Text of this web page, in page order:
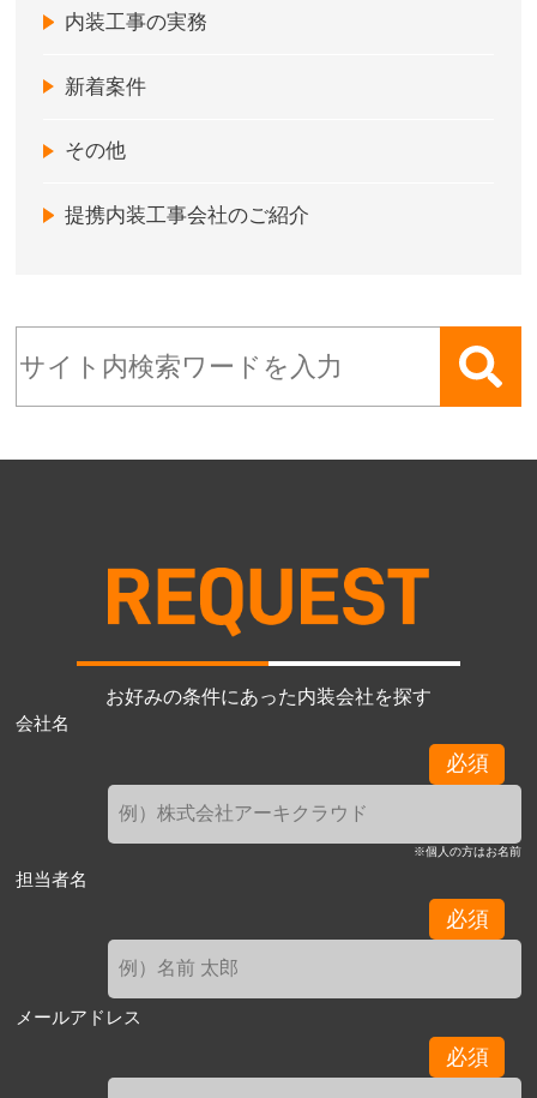
内装工事の実務
新着案件
その他
提携内装工事会社のご紹介
お好みの条件にあった内装会社を探す
会社名
必須
※個人の方はお名前
担当者名
必須
メールアドレス
必須